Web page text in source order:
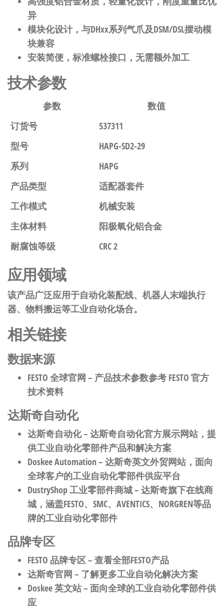
异
模块化设计，与DHxx系列气爪及DSM/DSL摆动模
块兼容
安装简便，标准螺栓接口，无需额外加工
技术参数
参数
数值
订货号
537311
型号
HAPG-SD2-29
系列
HAPG
产品类型
适配器套件
工作模式
机械安装
主体材料
阳极氧化铝合金
耐腐蚀等级
CRC 2
应用领域
该产品广泛应用于自动化装配线、机器人末端执行
器、物料搬运等工业自动化场合。
相关链接
数据来源
FESTO 全球官网 – 产品技术参数参考 FESTO 官方
技术资料
达斯奇自动化
达斯奇自动化– 达斯奇自动化官方展示网站，提
供工业自动化零部件产品和解决方案
Doskee Automation– 达斯奇英文外贸网站，面向
全球客户的工业自动化零部件供应平台
DustryShop 工业零部件商城– 达斯奇旗下在线商
城，涵盖FESTO、SMC、AVENTICS、NORGREN等品
牌的工业自动化零部件
品牌专区
FESTO 品牌专区– 查看全部FESTO产品
达斯奇官网 – 了解更多工业自动化解决方案
Doskee 英文站– 面向全球的工业自动化零部件供
应